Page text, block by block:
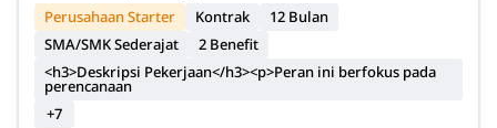
Perusahaan Starter Kontrak
12 Bulan
SMA/SMK Sederajat
2 Benefit
<h3>Deskripsi Pekerjaan</h3><p>Peran ini berfokus pada
perencanaan
+7